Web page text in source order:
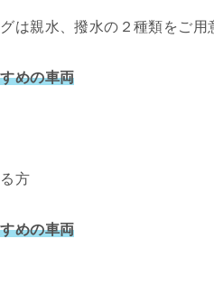
は親水、撥水の２種類をご用
めの車両
方
めの車両